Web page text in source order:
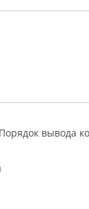
Порядок вывода